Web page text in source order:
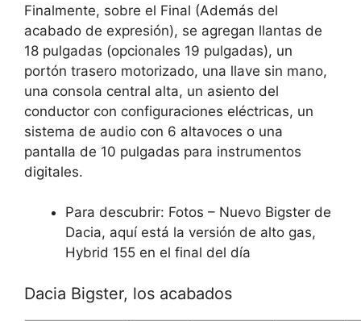
Finalmente, sobre el Final (Además del
acabado de expresión), se agregan llantas de
18 pulgadas (opcionales 19 pulgadas), un
portón trasero motorizado, una llave sin mano,
una consola central alta, un asiento del
conductor con configuraciones eléctricas, un
sistema de audio con 6 altavoces o una
pantalla de 10 pulgadas para instrumentos
digitales.
Para descubrir: Fotos – Nuevo Bigster de
Dacia, aquí está la versión de alto gas,
Hybrid 155 en el final del día
Dacia Bigster, los acabados